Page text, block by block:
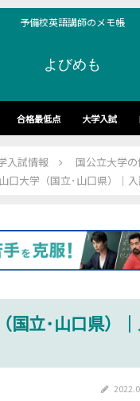
予備校英語講師のメモ帳
よびめも
合格最低点 大学入試
入試情報
国公立大学
山口大学（国立･山口県）｜
国立･山口県）